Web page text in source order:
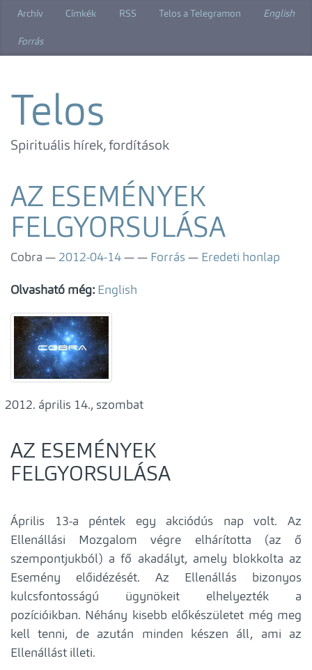
Archív Címkék RSS Telos a Telegramon English
Forrás
Telos
Spirituális hírek, fordítások
AZ ESEMÉNYEK
FELGYORSULÁSA
Cobra 2012-04-14 Forrás Eredeti honlap
Olvasható még: English
április 14., szombat
AZ ESEMÉNYEK
FELGYORSULÁSA
Április 13-a péntek egy akciódús nap volt. Az
Ellenállási Mozgalom végre elhárította (az ő
szempontjukból) a fő akadályt, amely blokkolta az
Esemény előidézését. Az Ellenállás bizonyos
kulcsfontosságú ügynökeit elhelyezték a
pozícióikban. Néhány kisebb előkészületet még meg
kell tenni, de azután minden készen áll, ami az
Ellenállást illeti.